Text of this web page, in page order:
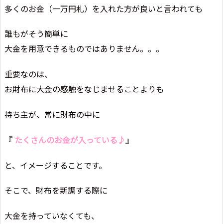
多くのお金（一万円札）を入れた方が良いと言われても
誰もがそう簡単に
大金を用意できるものではありません。。。
重要なのは、
お財布に大金の感触をなじませることよりも
持ち主が、常に財布の中に
『 たくさんのお金が入っている♪ 』
と、イメージすることです。
そこで、財布を新調する際に
大金を持っていなくても、